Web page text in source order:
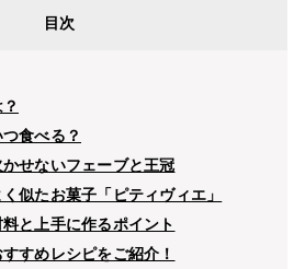
目次
食べる？
せないフェーブと王冠
似たお菓子「ピティヴィエ」
と上手に作るポイント
すめレシピをご紹介！